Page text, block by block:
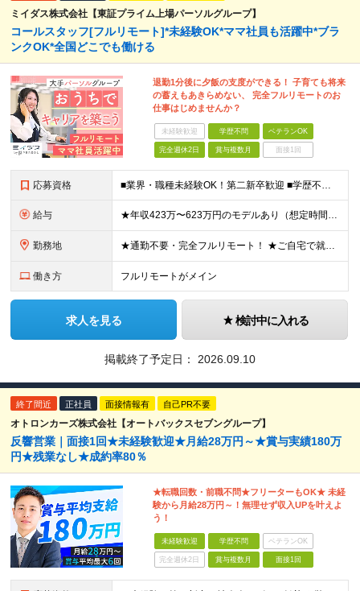
ミイダス株式会社【東証プライム上場パーソルグループ】
コールスタッフ[フルリモート]*未経験OK*ママ社員も活躍中*ブラ
ンクOK*全国どこでも働ける
退勤1分後に夕飯の支度ができる！ 子育ても将来
の蓄えもあきらめない、 完全フルリモートのお
仕事はじめませんか？
未経験歓迎 学歴不問 ベテランOK
完全週休2日 賞与複数月 面接1回
応募資格 ■業界・職種未経験OK！第二新卒歓迎 ■学歴不問 ■営業や販売サービス業・カスタマーサポートなど、顧客折衝経験をお持ちの方 ＜契約更新あり＞ 初回2ヵ月、2回目3ヵ月、3回目以降6ヵ月 ※目標の達
給与 ★年収423万〜623万円のモデルあり（想定時間外手当10時間分含む） ★半年に一度ドカンと支給のボーナスあり（半年に1度最大150万円） 月給25万円〜＋各種手当＋インセンティブ ＊リモートワーク
勤務地 ★通勤不要・完全フルリモート！ ★ご自宅で就業いただきます ……………………………………… 東京都品川区北品川5-1-18 住友不動産大崎ツインビル東館 ┗JR山手線・埼京線・湘南新宿ライン・りんかい
働き方 フルリモートがメイン
求人を見る 検討中に入れる
掲載終了予定日： 2026.09.10
終了間近 正社員 面接情報有 自己PR不要
オトロンカーズ株式会社【オートバックスセブングループ】
反響営業｜面接1回★未経験歓迎★月給28万円～★賞与実績180万
円★残業なし★成約率80％
★転職回数・前職不問★フリーターもOK★ 未経
験から月給28万円～！無理せず収入UPを叶えよ
う！
未経験歓迎 学歴不問 ベテランOK
完全週休2日 賞与複数月 面接1回